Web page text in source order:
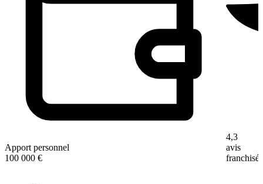
Apport personnel
100 000 €
4,3
avis
franchisé